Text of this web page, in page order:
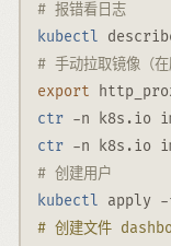
# 报错看日志
kubectl
# 手动拉取镜像（在
export
ctr -n k8s.io
ctr -n k8s.io
# 创建用户
kubectl apply
# 创建文件